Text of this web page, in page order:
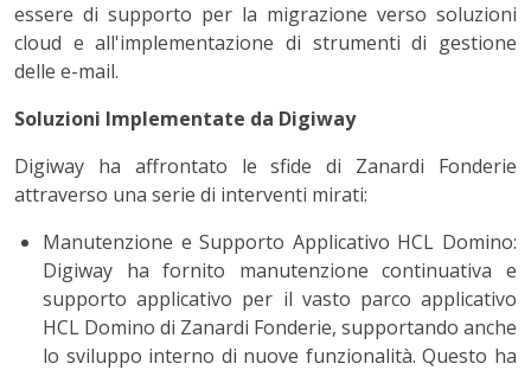
essere di supporto per la migrazione verso soluzioni
cloud e all'implementazione di strumenti di gestione
delle e-mail.
Soluzioni Implementate da Digiway
Digiway ha affrontato le sfide di Zanardi Fonderie
attraverso una serie di interventi mirati:
Manutenzione e Supporto Applicativo HCL Domino:
Digiway ha fornito manutenzione continuativa e
supporto applicativo per il vasto parco applicativo
HCL Domino di Zanardi Fonderie, supportando anche
lo sviluppo interno di nuove funzionalità. Questo ha